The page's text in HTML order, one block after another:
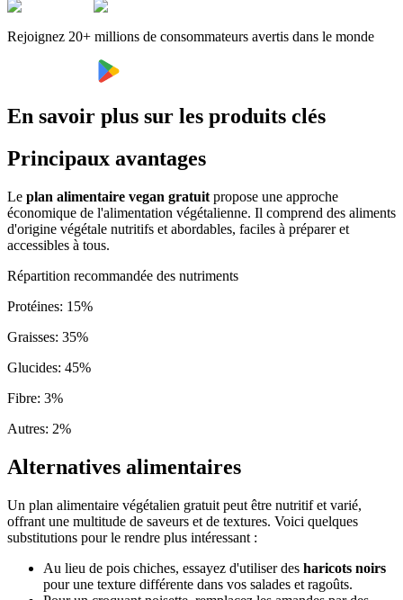
Rejoignez 20+ millions de consommateurs avertis dans le monde
En savoir plus sur les produits clés
Principaux avantages
Le plan alimentaire vegan gratuit propose une approche
économique de l'alimentation végétalienne. Il comprend des aliments
d'origine végétale nutritifs et abordables, faciles à préparer et
accessibles à tous.
Répartition recommandée des nutriments
Protéines: 15%
Graisses: 35%
Glucides: 45%
Fibre: 3%
Autres: 2%
Alternatives alimentaires
Un plan alimentaire végétalien gratuit peut être nutritif et varié,
offrant une multitude de saveurs et de textures. Voici quelques
substitutions pour le rendre plus intéressant :
Au lieu de pois chiches, essayez d'utiliser des haricots noirs
pour une texture différente dans vos salades et ragoûts.